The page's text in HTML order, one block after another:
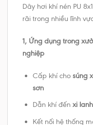
Dây hơi khí nén PU
rãi trong nhiều lĩnh
1, Ứng dụng trong
nghiệp
Cấp khí cho súng
sơn
Dẫn khí đến xi
Kết nối hệ thống